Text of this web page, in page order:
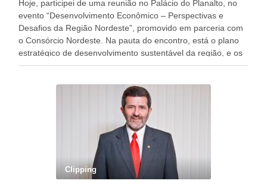
Hoje, participei de uma reunião no Palácio do Planalto, no
evento “Desenvolvimento Econômico – Perspectivas e
Desafios da Região Nordeste”, promovido em parceria com
o Consórcio Nordeste. Na pauta do encontro, está o plano
estratégico de desenvolvimento sustentável da região, e os
desafios para a elaboração de políticas públicas, que
evento contou com a presença do Vice-presidente Geraldo
Alckmin, que também ocupa o Ministério do
Desenvolvimento, Indústria, Comércio e Serviços, o ex
governador de Pernambuco, agora Presidente do Banco do
Nordeste, Paulo Câmara, o ex Deputado Federal, e
atualmente Superintendente da SUDENE, Danilo Cabral, da
Governadora de Pernambuco, Raquel Lyra, os ministros da
Casa Civil, Rui Costa, e da Integração e do Desenvolvimento
Clipping